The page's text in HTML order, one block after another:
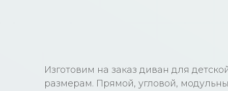
Изготовим на заказ диван для
размерам. Прямой, угловой,